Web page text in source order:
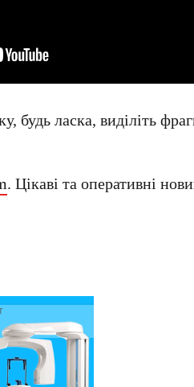
ласка, виділіть
. Цікаві та оперативні